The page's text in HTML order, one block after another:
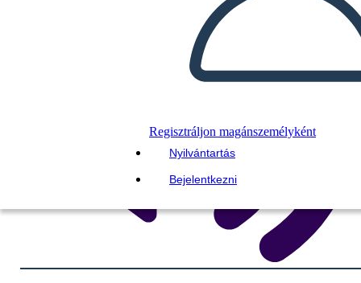
Regisztráljon magánszemélyként
Nyilvántartás
Bejelentkezni